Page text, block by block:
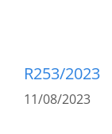
R253/2023
11/08/2023